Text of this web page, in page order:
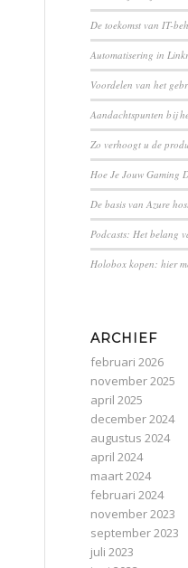
​​De toekomst van IT-
Automatisering in
Voordelen van het
Aandachtspunten bij
Zo verhoogt u de
Hoe Je Jouw Gaming
De basis van Azure
Podcasts: Het belang
Holobox kopen: hier
ARCHIEF
februari 2026
november 2025
april 2025
december 2024
augustus 2024
april 2024
maart 2024
februari 2024
november 2023
september 2023
juli 2023